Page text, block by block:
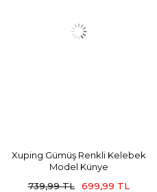
Xuping Gümüş Renkli Kelebek
Model Künye
739,99 TL
699,99 TL